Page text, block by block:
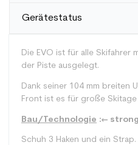
Gerätestatus
Die EVO ist für alle Skifahrer
der Piste ausgelegt.
Dank seiner 104 mm breiten
Front ist es für große
Bau/Technologie :<-
Schuh 3 Haken und ein Strap.